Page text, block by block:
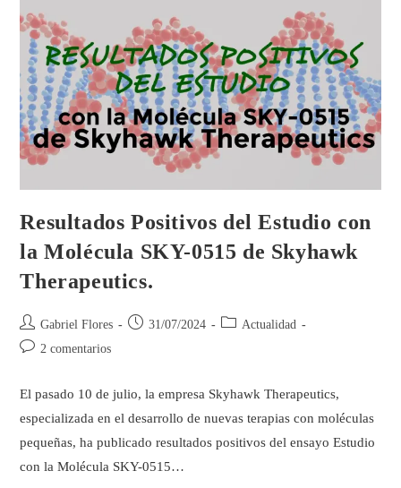
Resultados Positivos del Estudio con
la Molécula SKY-0515 de Skyhawk
Therapeutics.
Gabriel Flores 31/07/2024
Actualidad
2 comentarios
El pasado 10 de julio, la empresa Skyhawk Therapeutics,
especializada en el desarrollo de nuevas terapias con moléculas
pequeñas, ha publicado resultados positivos del ensayo Estudio
con la Molécula SKY-0515…